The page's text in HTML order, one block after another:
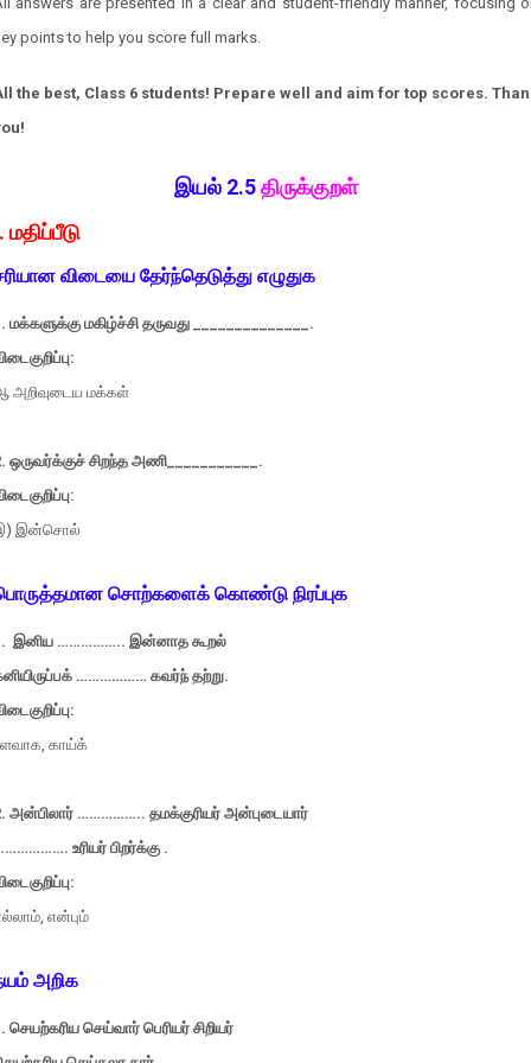
points to help you score full marks.
the best, Class 6 students! Prepare well and aim for top scores.
இயல் 2.5திருக்குறள்
மதிப்பீடு
விடையை தேர்ந்தெடுத்து எழுதுக
மக்களுக்கு மகிழ்ச்சி தருவது
.
அறிவுடைய மக்கள்
ஒருவர்க்குச் சிறந்த அணி
.
இன்சொல்
சொற்களைக் கொண்டு நிரப்புக
இனிய …………….. இன்னாத கூறல்
……………… கவர்ந் தற்று.
காய்க்
அன்பிலார் …………….. தமக்குரியர் அன்புடையார்
உரியர் பிறர்க்கு .
என்பும்
அறிக
செயற்கரிய செய்வார் பெரியர் சிறியர்